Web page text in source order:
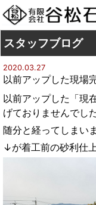
スタッフブログ
2020.03.27
以前アップした現場
以前アップした「現
げておりませんでし
随分と経ってしまい
↓が着工前の砂利仕上